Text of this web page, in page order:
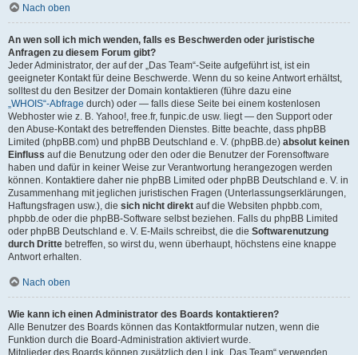
Nach oben
An wen soll ich mich wenden, falls es Beschwerden oder juristische
Anfragen zu diesem Forum gibt?
Jeder Administrator, der auf der „Das Team“-Seite aufgeführt ist, ist ein
geeigneter Kontakt für deine Beschwerde. Wenn du so keine Antwort erhältst,
solltest du den Besitzer der Domain kontaktieren (führe dazu eine
„WHOIS“-Abfrage durch) oder — falls diese Seite bei einem kostenlosen
Webhoster wie z. B. Yahoo!, free.fr, funpic.de usw. liegt — den Support oder
den Abuse-Kontakt des betreffenden Dienstes. Bitte beachte, dass phpBB
Limited (phpBB.com) und phpBB Deutschland e. V. (phpBB.de) absolut keinen
Einfluss auf die Benutzung oder den oder die Benutzer der Forensoftware
haben und dafür in keiner Weise zur Verantwortung herangezogen werden
können. Kontaktiere daher nie phpBB Limited oder phpBB Deutschland e. V. in
Zusammenhang mit jeglichen juristischen Fragen (Unterlassungserklärungen,
Haftungsfragen usw.), die sich nicht direkt auf die Websiten phpbb.com,
phpbb.de oder die phpBB-Software selbst beziehen. Falls du phpBB Limited
oder phpBB Deutschland e. V. E-Mails schreibst, die die Softwarenutzung
durch Dritte betreffen, so wirst du, wenn überhaupt, höchstens eine knappe
Antwort erhalten.
Nach oben
Wie kann ich einen Administrator des Boards kontaktieren?
Alle Benutzer des Boards können das Kontaktformular nutzen, wenn die
Funktion durch die Board-Administration aktiviert wurde.
Mitglieder des Boards können zusätzlich den Link „Das Team“ verwenden.